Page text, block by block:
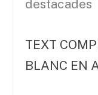
destacades
TEXT
BLANC EN